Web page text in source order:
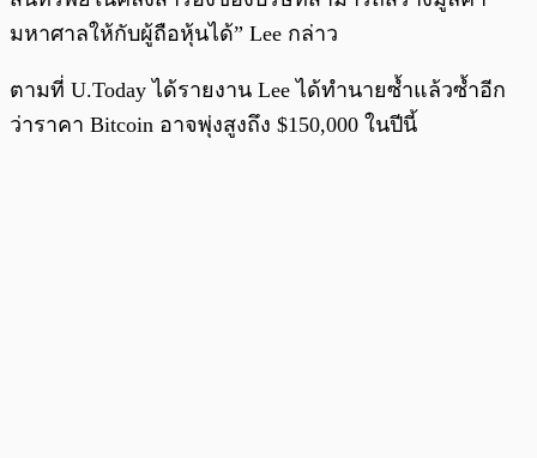
มหาศาลให้กับผู้ถือหุ้นได้” Lee กล่าว
ตามที่ U.Today ได้รายงาน Lee ได้ทำนายซ้ำแล้วซ้ำอีก
ว่าราคา Bitcoin อาจพุ่งสูงถึง $150,000 ในปีนี้